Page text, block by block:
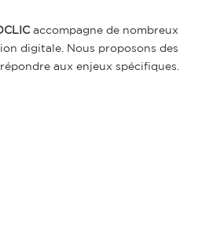
accompagne de nombreux
digitale. Nous proposons des
aux enjeux spécifiques.